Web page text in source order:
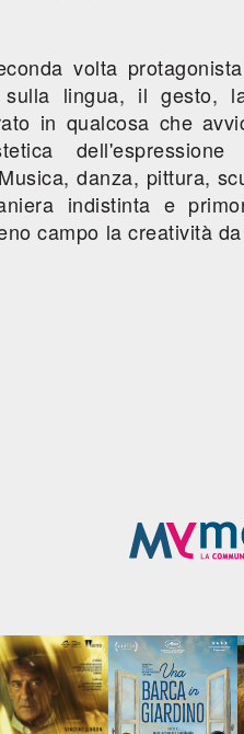
volta
sulla lingua, il gesto,
in qualcosa che
danza, pittura,
indistinta e
campo la creatività